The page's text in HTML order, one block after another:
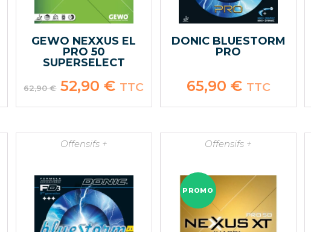
GEWO NEXXUS EL
PRO 50
SUPERSELECT
62,90€ Le
prix
était :
52,90€Le
prix
est :
TTC
DONIC BLUESTORM
PRO
65,90 € TTC
Offensifs + Offensifs +
PROMO